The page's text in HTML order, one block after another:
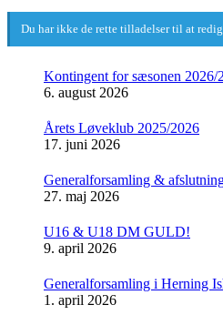
Du har ikke de rette tilladelser til at
Kontingent for sæsonen 2026/
6. august 2026
Årets Løveklub 2025/2026
17. juni 2026
Generalforsamling &
27. maj 2026
U16 & U18 DM GULD!
9. april 2026
Generalforsamling i Herning
1. april 2026